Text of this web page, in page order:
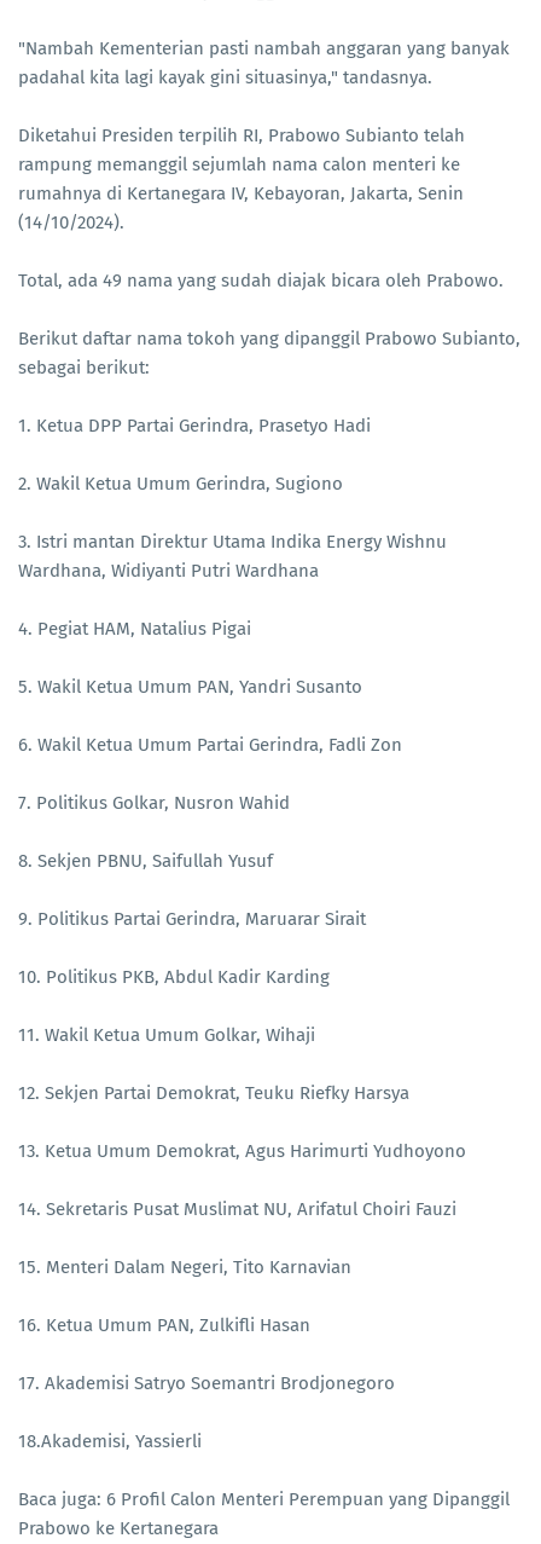
"Nambah Kementerian pasti nambah anggaran yang banyak
padahal kita lagi kayak gini situasinya," tandasnya.
Diketahui Presiden terpilih RI, Prabowo Subianto telah
rampung memanggil sejumlah nama calon menteri ke
rumahnya di Kertanegara IV, Kebayoran, Jakarta, Senin
(14/10/2024).
Total, ada 49 nama yang sudah diajak bicara oleh Prabowo.
Berikut daftar nama tokoh yang dipanggil Prabowo Subianto,
sebagai berikut:
1. Ketua DPP Partai Gerindra, Prasetyo Hadi
2. Wakil Ketua Umum Gerindra, Sugiono
3. Istri mantan Direktur Utama Indika Energy Wishnu
Wardhana, Widiyanti Putri Wardhana
4. Pegiat HAM, Natalius Pigai
5. Wakil Ketua Umum PAN, Yandri Susanto
6. Wakil Ketua Umum Partai Gerindra, Fadli Zon
7. Politikus Golkar, Nusron Wahid
8. Sekjen PBNU, Saifullah Yusuf
9. Politikus Partai Gerindra, Maruarar Sirait
10. Politikus PKB, Abdul Kadir Karding
11. Wakil Ketua Umum Golkar, Wihaji
12. Sekjen Partai Demokrat, Teuku Riefky Harsya
13. Ketua Umum Demokrat, Agus Harimurti Yudhoyono
14. Sekretaris Pusat Muslimat NU, Arifatul Choiri Fauzi
15. Menteri Dalam Negeri, Tito Karnavian
16. Ketua Umum PAN, Zulkifli Hasan
17. Akademisi Satryo Soemantri Brodjonegoro
18.Akademisi, Yassierli
Baca juga: 6 Profil Calon Menteri Perempuan yang Dipanggil
Prabowo ke Kertanegara